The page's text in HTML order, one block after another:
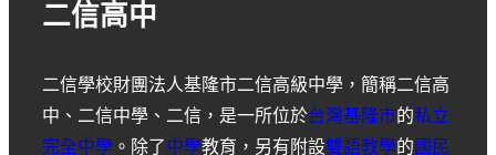
二信高中
二信學校財團法人基隆市二信高級中學 ，簡稱二信高
中 、 二信中學 、 二信 ，是一所位於台灣基隆市的私立
完全中學 。除了中學教育，另有附設雙語教學的國民